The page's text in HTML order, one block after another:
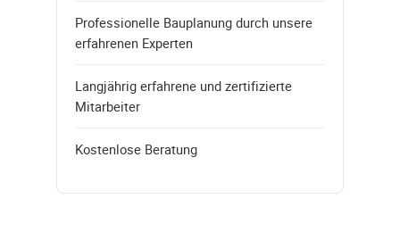
Professionelle Bauplanung durch unsere
erfahrenen Experten
Langjährig erfahrene und zertifizierte
Mitarbeiter
Kostenlose Beratung